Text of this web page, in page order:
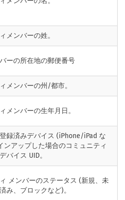
メンバーの姓。
ーの所在地の郵便番号
メンバーの州/都市。
メンバーの生年月日。
録済みデバイス (iPhone/iPad な
ンアップした場合のコミュニティ
バイス UID。
メンバーのステータス (新規、未
み、ブロックなど)。